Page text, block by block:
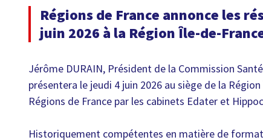
Régions de France annonce les
juin 2026 à la Région Île-de-
Jérôme DURAIN, Président de la Commission
présentera le jeudi 4 juin 2026 au siège de la
Régions de France par les cabinets Edater et
Historiquement compétentes en matière de